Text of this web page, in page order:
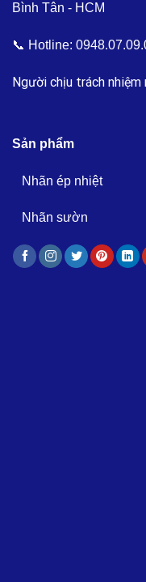
Bình Tân - HCM
📞 Hotline:
Người chịu trách
Sản phẩm
Nhãn ép nhiệt
Nhãn sườn